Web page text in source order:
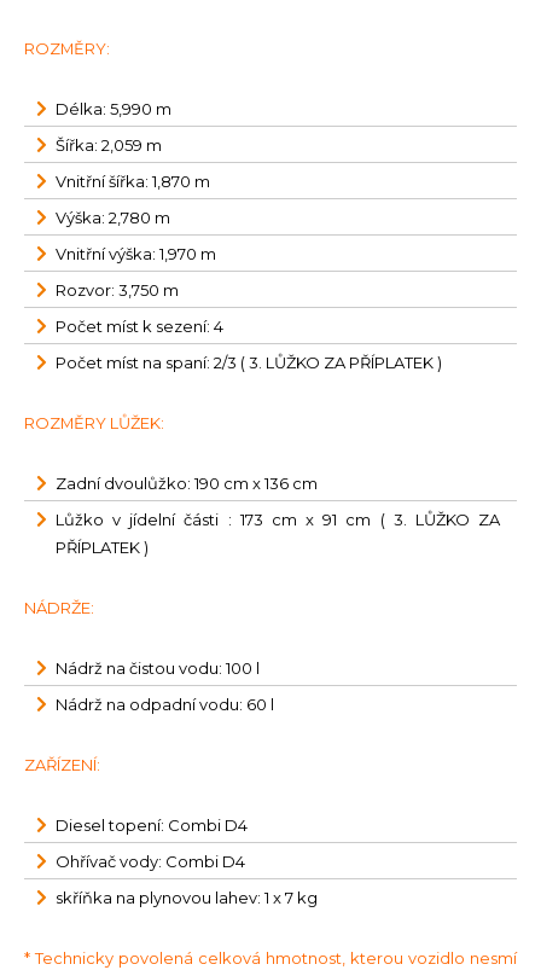
ROZMĚRY:
Délka: 5,990 m
Šířka: 2,059 m
Vnitřní šířka: 1,870 m
Výška: 2,780 m
Vnitřní výška: 1,970 m
Rozvor: 3,750 m
Počet míst k sezení: 4
Počet míst na spaní: 2/3 ( 3. LŮŽKO ZA PŘÍPLATEK )
ROZMĚRY LŮŽEK:
Zadní dvoulůžko: 190 cm x 136 cm
Lůžko v jídelní části : 173 cm x 91 cm ( 3. LŮŽKO ZA
PŘÍPLATEK )
NÁDRŽE:
Nádrž na čistou vodu: 100 l
Nádrž na odpadní vodu: 60 l
ZAŘÍZENÍ:
Diesel topení: Combi D4
Ohřívač vody: Combi D4
skříňka na plynovou lahev: 1 x 7 kg
* Technicky povolená celková hmotnost, kterou vozidlo nesmí